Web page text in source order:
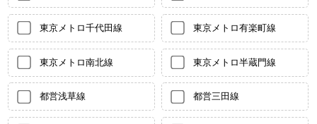
東京メトロ千代田線 東京メトロ有楽町線
東京メトロ南北線 東京メトロ半蔵門線
都営浅草線 都営三田線